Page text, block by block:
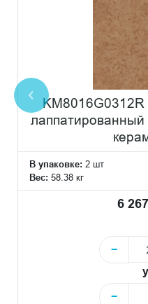
В упаковке: 2 шт
Вес: 58.38 кг
6
−
−